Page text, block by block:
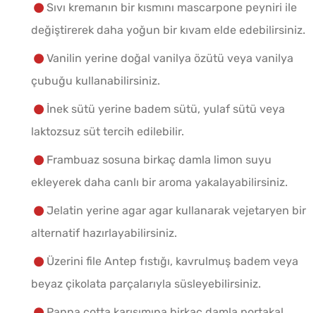
Sıvı kremanın bir kısmını mascarpone peyniri ile
değiştirerek daha yoğun bir kıvam elde edebilirsiniz.
Vanilin yerine doğal vanilya özütü veya vanilya
çubuğu kullanabilirsiniz.
İnek sütü yerine badem sütü, yulaf sütü veya
laktozsuz süt tercih edilebilir.
Frambuaz sosuna birkaç damla limon suyu
ekleyerek daha canlı bir aroma yakalayabilirsiniz.
Jelatin yerine agar agar kullanarak vejetaryen bir
alternatif hazırlayabilirsiniz.
Üzerini file Antep fıstığı, kavrulmuş badem veya
beyaz çikolata parçalarıyla süsleyebilirsiniz.